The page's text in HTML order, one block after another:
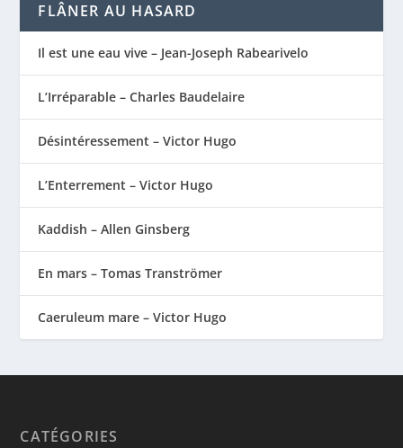
FLÂNER AU HASARD
Il est une eau vive – Jean-Joseph Rabearivelo
L’Irréparable – Charles Baudelaire
Désintéressement – Victor Hugo
L’Enterrement – Victor Hugo
Kaddish – Allen Ginsberg
En mars – Tomas Tranströmer
Caeruleum mare – Victor Hugo
CATÉGORIES